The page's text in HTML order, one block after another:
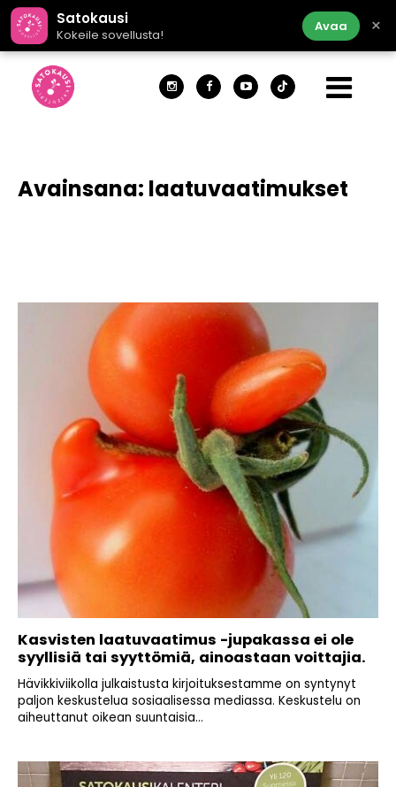
Satokausi
Kokeile sovellusta!
Avaa ×
Avainsana: laatuvaatimukset
Kasvisten laatuvaatimus -jupakassa ei ole
syyllisiä tai syyttömiä, ainoastaan voittajia.
Hävikkiviikolla julkaistusta kirjoituksestamme on syntynyt
paljon keskustelua sosiaalisessa mediassa. Keskustelu on
aiheuttanut oikean suuntaisia...